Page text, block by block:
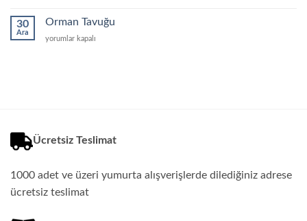
için
30
Ara
Orman Tavuğu
Orman
yorumlar kapalı
Ücretsiz Teslimat
1000 adet ve üzeri yumurta alışverişlerde dilediğiniz adrese
ücretsiz teslimat